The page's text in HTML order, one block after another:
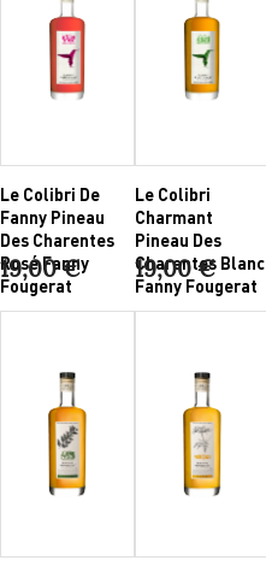
Le Colibri De
Fanny Pineau
Des Charentes
Rosé Fanny
Fougerat
19,00 €
Le Colibri
Charmant
Pineau Des
Charentes Blanc
Fanny Fougerat
19,00 €